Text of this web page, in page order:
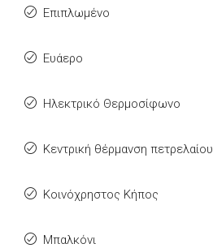
Επιπλωμένο
Ευάερο
Ηλεκτρικό Θερμοσίφωνο
Κεντρική θέρμανση πετρελαίου
Κοινόχρηστος Κήπος
Μπαλκόνι